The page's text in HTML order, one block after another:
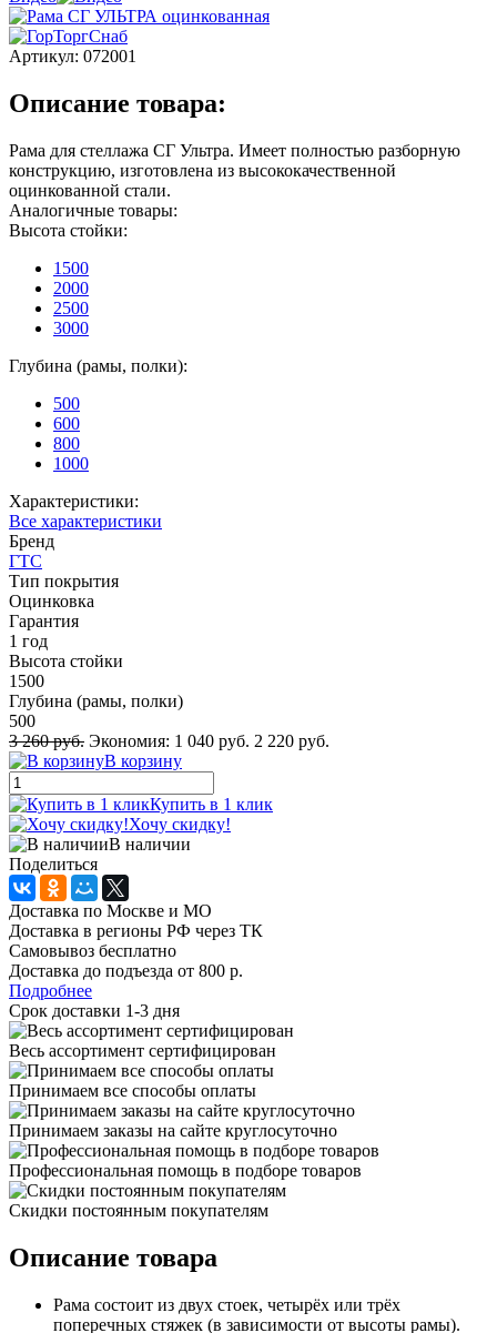
Артикул: 072001
Описание товара:
Рама для стеллажа СГ Ультра. Имеет полностью разборную
конструкцию, изготовлена из высококачественной
оцинкованной стали.
Аналогичные товары:
Высота стойки:
1500
2000
2500
3000
Глубина (рамы, полки):
500
600
800
1000
Характеристики:
Все характеристики
Бренд
ГТС
Тип покрытия
Оцинковка
Гарантия
1 год
Высота стойки
1500
Глубина (рамы, полки)
500
3 260 руб. Экономия: 1 040 руб. 2 220 руб.
В корзину
Купить в 1 клик
Хочу скидку!
В наличии
Поделиться
Доставка по Москве и МО
Доставка в регионы РФ через ТК
Самовывоз бесплатно
Доставка до подъезда от 800 р.
Подробнее
Срок доставки 1-3 дня
Весь ассортимент сертифицирован
Принимаем все способы оплаты
Принимаем заказы на сайте круглосуточно
Профессиональная помощь в подборе товаров
Скидки постоянным покупателям
Описание товара
Рама состоит из двух стоек, четырёх или трёх
поперечных стяжек (в зависимости от высоты рамы).